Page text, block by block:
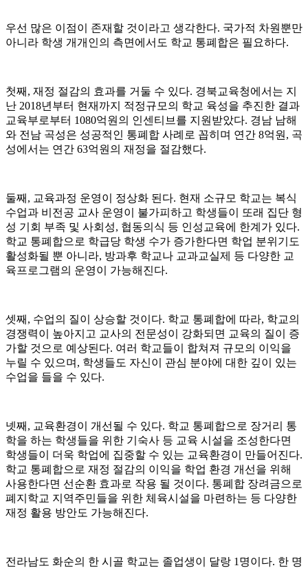
우선 많은 이점이 존재할 것이라고 생각한다. 국가적 차원뿐만
아니라 학생 개개인의 측면에서도 학교 통폐합은 필요하다.
첫째, 재정 절감의 효과를 거둘 수 있다. 경북교육청에서는 지
난 2018년부터 현재까지 적정규모의 학교 육성을 추진한 결과
교육부로부터 1080억원의 인센티브를 지원받았다. 경남 남해
와 전남 곡성은 성공적인 통폐합 사례로 꼽히며 연간 8억원, 곡
성에서는 연간 63억원의 재정을 절감했다.
둘째, 교육과정 운영이 정상화 된다. 현재 소규모 학교는 복식
수업과 비전공 교사 운영이 불가피하고 학생들이 또래 집단 형
성 기회 부족 및 사회성, 협동의식 등 인성교육에 한계가 있다.
학교 통폐합으로 학급당 학생 수가 증가한다면 학업 분위기도
활성화될 뿐 아니라, 방과후 학교나 교과교실제 등 다양한 교
육프로그램의 운영이 가능해진다.
셋째, 수업의 질이 상승할 것이다. 학교 통폐합에 따라, 학교의
경쟁력이 높아지고 교사의 전문성이 강화되면 교육의 질이 증
가할 것으로 예상된다. 여러 학교들이 합쳐져 규모의 이익을
누릴 수 있으며, 학생들도 자신이 관심 분야에 대한 깊이 있는
수업을 들을 수 있다.
넷째, 교육환경이 개선될 수 있다. 학교 통폐합으로 장거리 통
학을 하는 학생들을 위한 기숙사 등 교육 시설을 조성한다면
학생들이 더욱 학업에 집중할 수 있는 교육환경이 만들어진다.
학교 통폐합으로 재정 절감의 이익을 학업 환경 개선을 위해
사용한다면 선순환 효과로 작용 될 것이다. 통폐합 장려금으로
폐지학교 지역주민들을 위한 체육시설을 마련하는 등 다양한
재정 활용 방안도 가능해진다.
전라남도 화순의 한 시골 학교는 졸업생이 달랑 1명이다. 한 명